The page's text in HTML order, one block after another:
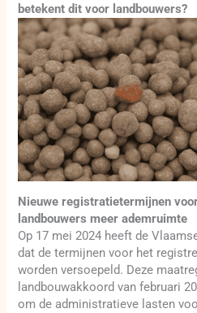
betekent dit voor landbouwers?
Nieuwe registratietermijnen
landbouwers meer ademruimte
Op 17 mei 2024 heeft de
dat de termijnen voor het
worden versoepeld. Deze
landbouwakkoord van februari
om de administratieve lasten